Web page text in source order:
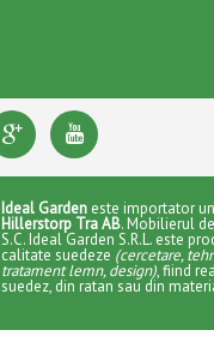
Ideal Garden este importator
Hillerstorp Tra AB. Mobilierul
S.C. Ideal Garden S.R.L. este
calitate suedeze (cercetare,
tratament lemn, design), fiind
suedez, din ratan sau din